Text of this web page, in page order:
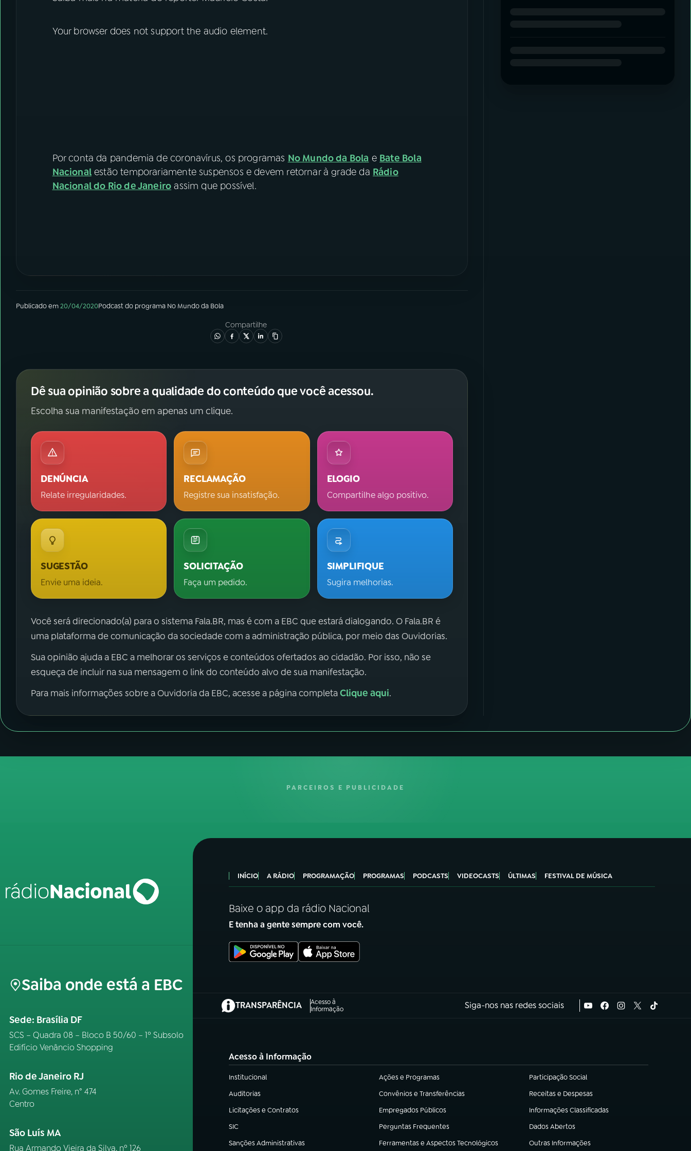
Your browser does not support the audio element.
Por conta da pandemia de coronavírus, os programas No Mundo da Bola e Bate Bola
Nacionalestão temporariamente suspensos e devem retornar à grade da Rádio
Nacional do Rio de Janeiro assim que possível.
Publicado em20/04/2020Podcastdo programa No Mundo da Bola
Compartilhe
Dê sua opinião sobre a qualidade do conteúdo que você acessou.
Escolha sua manifestação em apenas um clique.
DENÚNCIA
Relate irregularidades.
RECLAMAÇÃO
Registre sua insatisfação.
ELOGIO
Compartilhe algo positivo.
SUGESTÃO
Envie uma ideia.
SOLICITAÇÃO
Faça um pedido.
SIMPLIFIQUE
Sugira melhorias.
Você será direcionado(a) para o sistema Fala.BR, mas é com a EBC que estará dialogando. O Fala.BR é
uma plataforma de comunicação da sociedade com a administração pública, por meio das Ouvidorias.
Sua opinião ajuda a EBC a melhorar os serviços e conteúdos ofertados ao cidadão. Por isso, não se
esqueça de incluir na sua mensagem o link do conteúdo alvo de sua manifestação.
Para mais informações sobre a Ouvidoria da EBC, acesse a página completaClique aqui.
PARCEIROS E PUBLICIDADE
Saiba onde está a EBC
Sede: Brasília DF
SCS – Quadra 08 – Bloco B 50/60 – 1º Subsolo
Edifício Venâncio Shopping
Rio de Janeiro RJ
Av. Gomes Freire, n° 474
Centro
São Luís MA
Rua Armando Vieira da Silva, nº 126
INÍCIO A RÁDIO PROGRAMAÇÃO PROGRAMAS PODCASTS VIDEOCASTS ÚLTIMAS FESTIVAL DE MÚSICA
Baixe o app da rádio Nacional
E tenha a gente sempre com você.
TRANSPARÊNCIA
Acesso à
Informação
(abre em nova aba) Siga-nos nas redes sociais
Acesso à Informação
Institucional
(abre em nova aba) Ações e Programas
(abre em nova aba) Participação Social
(abre em nova aba)
Auditorias
(abre em nova aba) Convênios e Transferências
(abre em nova aba) Receitas e Despesas
(abre em nova aba)
Licitações e Contratos
(abre em nova aba) Empregados Públicos
(abre em nova aba) Informações Classificadas
(abre em nova aba)
SIC
(abre em nova aba) Perguntas Frequentes
(abre em nova aba) Dados Abertos
(abre em nova aba)
Sanções Administrativas
(abre em nova aba) Ferramentas e Aspectos Tecnológicos
(abre em nova aba) Outras Informações
(abre em nova aba)